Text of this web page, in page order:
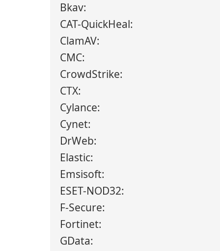
Bkav:
CAT-QuickHeal:
ClamAV:
CMC:
CrowdStrike:
CTX:
Cylance:
Cynet:
DrWeb:
Elastic:
Emsisoft:
ESET-NOD32:
F-Secure:
Fortinet:
GData: